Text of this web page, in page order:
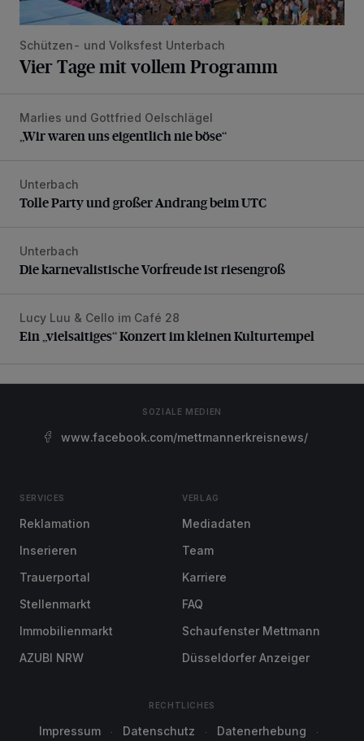
Schützen- und Volksfest Unterbach
Vier Tage mit vollem Programm
„Wir waren uns eigentlich nie böse“
Marlies und Gottfried Oelschlägel
„Wir waren uns eigentlich nie böse“
Tolle Party und großer Andrang beim UTC
Unterbach
Tolle Party und großer Andrang beim UTC
Die karnevalistische Vorfreude ist riesengroß
Unterbach
Die karnevalistische Vorfreude ist riesengroß
Ein „vielsaitiges“ Konzert im kleinen Kulturtempel
Lucy Luu & Cello im Café 28
Ein „vielsaitiges“ Konzert im kleinen Kulturtempel
SOZIALE MEDIEN
www.facebook.com/mettmannerkreisnews/
SERVICES
Reklamation
Inserieren
Trauerportal
Stellenmarkt
Immobilienmarkt
AZUBI NRW
VERLAG
Mediadaten
Team
Karriere
FAQ
Schaufenster Mettmann
Düsseldorfer Anzeiger
RECHTLICHES
Impressum Datenschutz Datenerhebung